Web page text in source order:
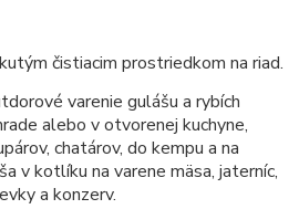
čistiacim prostriedkom na riad.
varenie gulášu a rybích
alebo v otvorenej kuchyne,
chatárov, do kempu a na
v kotlíku na varene mäsa, jaterníc,
a konzerv.